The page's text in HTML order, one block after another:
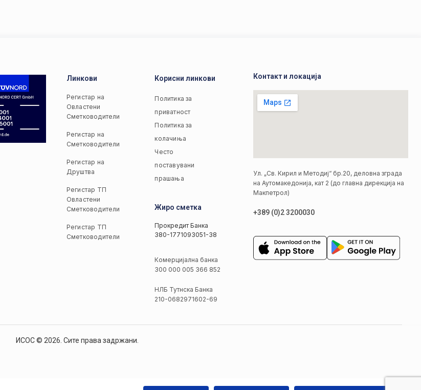
Линкови
Регистар на
Овластени
Сметководители
Регистар на
Сметководители
Регистар на
Друштва
Регистар ТП
Овластени
Сметководители
Регистар ТП
Сметководители
Корисни линкови
Политика за
приватност
Политика за
колачиња
Често
поставувани
прашања
Жиро сметка
Прокредит Банка
380-1771093051-38
Комерцијална банка
300 000 005 366 852
НЛБ Тутнска Банка
210-0682971602-69
Контакт и локација
Ул. „Св. Кирил и Методиј“ бр.20, деловна зграда
на Аутомакедонија, кат 2 (до главна дирекција на
Макпетрол)
+389 (0)2 3200030
ИСОС © 2026. Сите права задржани.